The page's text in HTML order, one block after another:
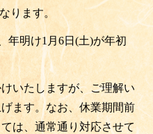
ります。
年明け1月6日(土)が年初
いたしますが、 ご理解い
ます。なお、休業期間前
は、通常通り対応させて